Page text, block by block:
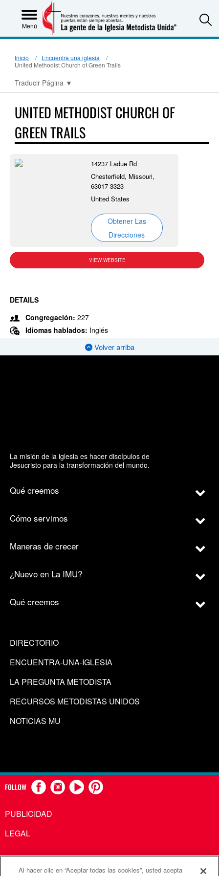
Menú
Inicio
Encuentra una iglesia
United Methodist Church of Green Trails
Traducir Página ▼
UNITED METHODIST CHURCH OF
GREEN TRAILS
14237 Ladue Rd
Chesterfield, Missouri,
63017-3323
United States
Obtener Las
Direcciones
VIEW WEBSITE
DETAILS
Congregación: 227
Idiomas hablados: Inglés
Volver arriba
La misión de la iglesia es hacer discípulos de
Jesucristo para la transformación del mundo.
Qué creemos
Cómo servimos
Maneras de crecer
¿Nuevo en La IMU?
Qué creemos
DIRECTORIO
ENCUENTRA-UNA-IGLESIA
LA PREGUNTA METODISTA
RECURSOS METODISTAS UNIDOS
NOTICIAS MU
FOLLOW
PUBLICIDAD
LEGAL
Al hacer clic en “Aceptar todas las cookies”, usted acepta